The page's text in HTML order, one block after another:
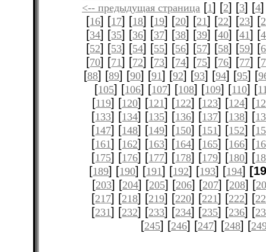
<-- предыдущая страница [1] [2] [3] [4
[16] [17] [18] [19] [20] [21] [22] [23] [
[34] [35] [36] [37] [38] [39] [40] [41] [
[52] [53] [54] [55] [56] [57] [58] [59] [
[70] [71] [72] [73] [74] [75] [76] [77] [
[88] [89] [90] [91] [92] [93] [94] [95] [
[105] [106] [107] [108] [109] [110] [
[119] [120] [121] [122] [123] [124] [
[133] [134] [135] [136] [137] [138] [
[147] [148] [149] [150] [151] [152] [
[161] [162] [163] [164] [165] [166] [
[175] [176] [177] [178] [179] [180] [
[189] [190] [191] [192] [193] [194]
[203] [204] [205] [206] [207] [208] [
[217] [218] [219] [220] [221] [222] [
[231] [232] [233] [234] [235] [236] [
[245] [246] [247] [248] [